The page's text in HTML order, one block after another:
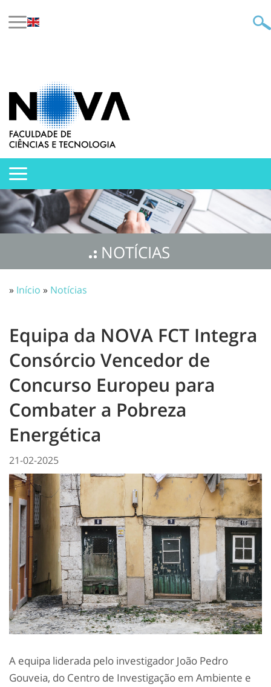
NOTÍCIAS
» Início » Notícias
Equipa da NOVA FCT Integra
Consórcio Vencedor de
Concurso Europeu para
Combater a Pobreza
Energética
21-02-2025
A equipa liderada pelo investigador João Pedro
Gouveia, do Centro de Investigação em Ambiente e